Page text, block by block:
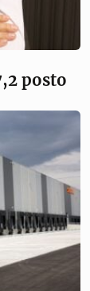
posto